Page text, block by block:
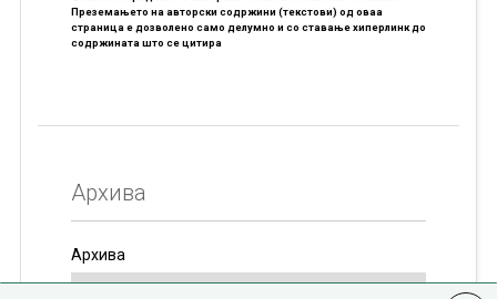
Преземањето на авторски содржини (текстови) од оваа
страница е дозволено само делумно и со ставање хиперлинк до
содржината што се цитира
Архива
Архива